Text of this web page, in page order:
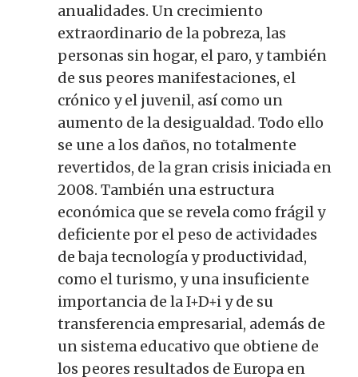
anualidades. Un crecimiento
extraordinario de la pobreza, las
personas sin hogar, el paro, y también
de sus peores manifestaciones, el
crónico y el juvenil, así como un
aumento de la desigualdad. Todo ello
se une a los daños, no totalmente
revertidos, de la gran crisis iniciada en
2008. También una estructura
económica que se revela como frágil y
deficiente por el peso de actividades
de baja tecnología y productividad,
como el turismo, y una insuficiente
importancia de la I+D+i y de su
transferencia empresarial, además de
un sistema educativo que obtiene de
los peores resultados de Europa en